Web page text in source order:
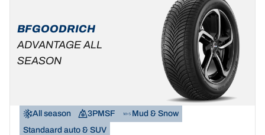
BFGOODRICH
ADVANTAGE ALL
SEASON
All season 3PMSF
Mud & Snow
Standaard auto & SUV